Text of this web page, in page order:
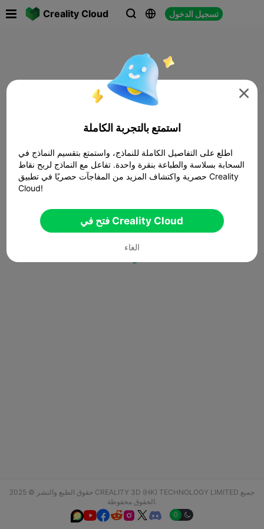
Creality Cloud   تسجيل الدخول
حقوق الطبع والنشر © 2025 CREALITY 3D (HK) TECHNOLOGY LIMITED جميع
الحقوق محفوظة.
  

استمتع بالتجربة الكاملة
اطلع على التفاصيل الكاملة للنماذج، واستمتع بتقسيم النماذج في
السحابة بسلاسة والطباعة بنقرة واحدة. تفاعل مع النماذج لربح نقاط
حصرية واكتشاف المزيد من المفاجآت حصريًا في تطبيق Creality
Cloud!
فتح في Creality Cloud
الغاء